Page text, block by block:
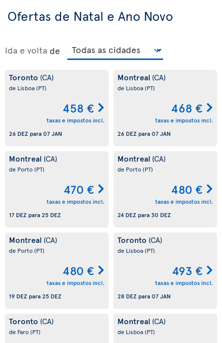
Ofertas de Natal e Ano Novo
Ida e volta de
Toronto (CA)
de Lisboa(PT)
458 €
taxas e impostos incl.
26 DEZ para07 JAN
Montreal (CA)
de Lisboa(PT)
468 €
taxas e impostos incl.
26 DEZ para07 JAN
Montreal (CA)
de Porto(PT)
470 €
taxas e impostos incl.
17 DEZ para25 DEZ
Montreal (CA)
de Porto(PT)
480 €
taxas e impostos incl.
24 DEZ para 30 DEZ
Montreal (CA)
de Porto(PT)
480 €
taxas e impostos incl.
19 DEZ para25 DEZ
Toronto (CA)
de Lisboa(PT)
493 €
taxas e impostos incl.
28 DEZ para07 JAN
Toronto (CA)
de Faro(PT)
Montreal (CA)
de Lisboa(PT)